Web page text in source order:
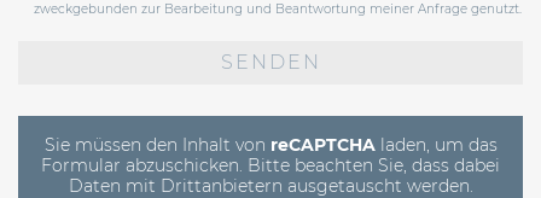
zweckgebunden zur Bearbeitung und Beantwortung meiner Anfrage genutzt.
Sie müssen den Inhalt von reCAPTCHAladen, um das
Formular abzuschicken. Bitte beachten Sie, dass dabei
Daten mit Drittanbietern ausgetauscht werden.